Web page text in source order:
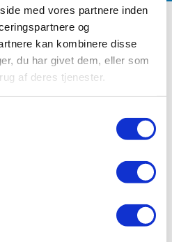
med vores partnere inden
og
kan kombinere disse
du har givet dem, eller som
af deres tjenester.